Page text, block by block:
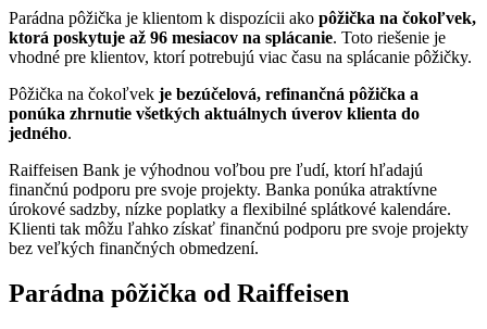
Parádna pôžička je klientom k dispozícii ako pôžička na čokoľvek,
ktorá poskytuje až 96 mesiacov na splácanie. Toto riešenie je
vhodné pre klientov, ktorí potrebujú viac času na splácanie pôžičky.
Pôžička na čokoľvek je bezúčelová, refinančná pôžička a
ponúka zhrnutie všetkých aktuálnych úverov klienta do
jedného.
Raiffeisen Bank je výhodnou voľbou pre ľudí, ktorí hľadajú
finančnú podporu pre svoje projekty. Banka ponúka atraktívne
úrokové sadzby, nízke poplatky a flexibilné splátkové kalendáre.
Klienti tak môžu ľahko získať finančnú podporu pre svoje projekty
bez veľkých finančných obmedzení.
Parádna pôžička od Raiffeisen